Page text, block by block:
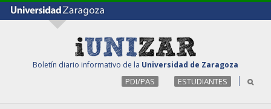
Boletín diario informativo de la Universidad de Zaragoza
PDI/PAS ESTUDIANTES